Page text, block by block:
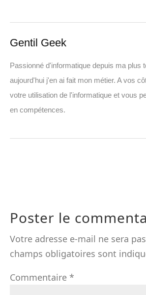
Gentil Geek
Passionné d'informatique depuis ma plus
aujourd'hui j'en ai fait mon métier. A vos
votre utilisation de l'informatique et vous
en compétences.
Poster le
Votre adresse e-mail ne sera
champs obligatoires sont
Commentaire *